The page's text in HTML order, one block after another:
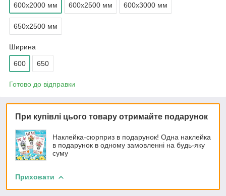
600х2000 мм 600х2500 мм 600х3000 мм
650х2500 мм
Ширина
600 650
Готово до відправки
При купівлі цього товару отримайте подарунок
Наклейка-сюрприз в подарунок! Одна наклейка
в подарунок в одному замовленні на будь-яку
суму
Приховати